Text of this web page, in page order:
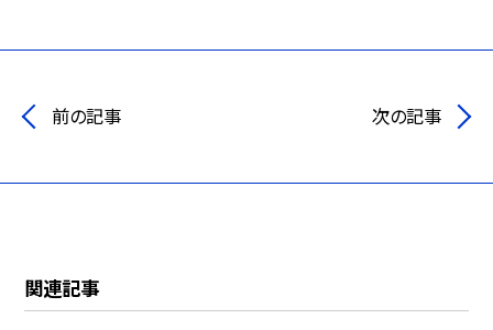
前の記事 次の記事
関連記事